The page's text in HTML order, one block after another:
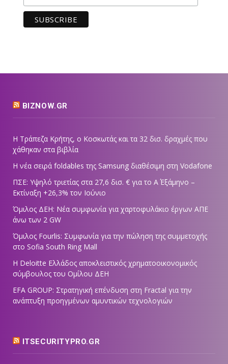
BIZNOW.GR
Η Τράπεζα Κρήτης, ο Κοσκωτάς και τα 32 δισ. δραχμές που
χάθηκαν στα βιβλία
Η νέα σειρά foldables της Samsung διαθέσιμη στη Vodafone
ΠΣΕ: Υψηλό τριετίας στα 27,6 δισ. € για το Α΄ Εξάμηνο –
Εκτίναξη +26,3% τον Ιούνιο
Όμιλος ΔΕΗ: Νέα συμφωνία για χαρτοφυλάκιο έργων ΑΠΕ
άνω των 2 GW
Όμιλος Fourlis: Συμφωνία για την πώληση της συμμετοχής
στο Sofia South Ring Mall
Η Deloitte Ελλάδος αποκλειστικός χρηματοοικονομικός
σύμβουλος του Ομίλου ΔΕΗ
EFA GROUP: Στρατηγική επένδυση στη Fractal για την
ανάπτυξη προηγμένων αμυντικών τεχνολογιών
ITSECURITYPRO.GR